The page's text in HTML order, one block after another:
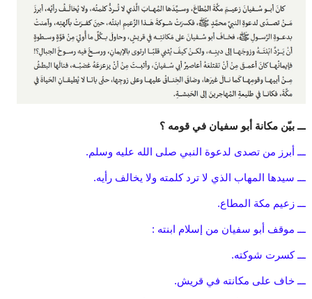
ـــ بيّن مكانة أبو سفيان في قومه ؟
ـــ أبرز من تصدى لدعوة النبي صلى الله عليه وسلم.
ـــ سيدها المهاب الذي لا ترد كلمته ولا يخالف رأيه.
ـــ زعيم مكة المطاع.
ـــ موقف أبو سفيان من إسلام ابنته :
ـــ كسرت شوكته.
ـــ خاف على مكانته في قريش.